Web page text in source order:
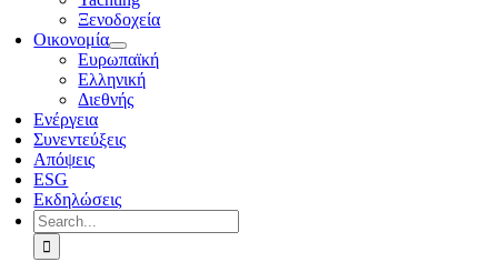
Ξενοδοχεία
Οικονομία
Ευρωπαϊκή
Ελληνική
Διεθνής
Ενέργεια
Συνεντεύξεις
Απόψεις
ESG
Εκδηλώσεις
Search
for: